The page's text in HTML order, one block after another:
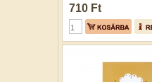
710 Ft